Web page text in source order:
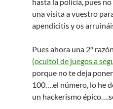
una visita a vuestro
apendicitis y os
Pues ahora una 2º
(oculto) de juegos a
porque no te deja
100….el número, lo he
un hackerismo